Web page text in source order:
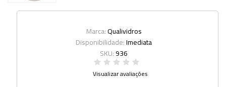
Marca:Qualividros
Disponibilidade:Imediata
SKU:936
Visualizar avaliações